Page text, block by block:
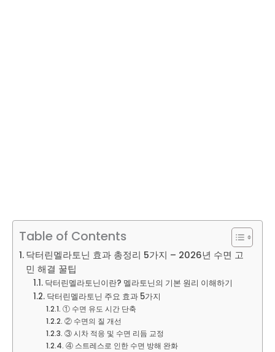
Table of Contents
닥터린멜라토닌 효과 총정리 5가지 – 2026년 수면 고
민 해결 꿀팁
닥터린멜라토닌이란? 멜라토닌의 기본 원리 이해하기
닥터린멜라토닌 주요 효과 5가지
① 수면 유도 시간 단축
② 수면의 질 개선
③ 시차 적응 및 수면 리듬 교정
④ 스트레스로 인한 수면 방해 완화